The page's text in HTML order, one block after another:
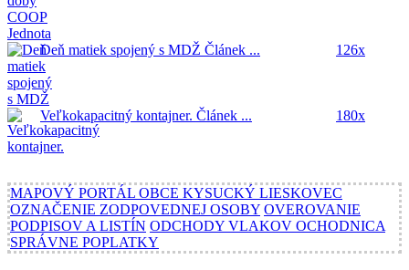
Deň matiek spojený s MDŽ Článek ... 126x
Veľkokapacitný kontajner. Článek ... 180x
MAPOVÝ PORTÁL OBCE KYSUCKÝ LIESKOVEC
OZNAČENIE ZODPOVEDNEJ OSOBY OVEROVANIE
PODPISOV A LISTÍN ODCHODY VLAKOV OCHODNICA
SPRÁVNE POPLATKY